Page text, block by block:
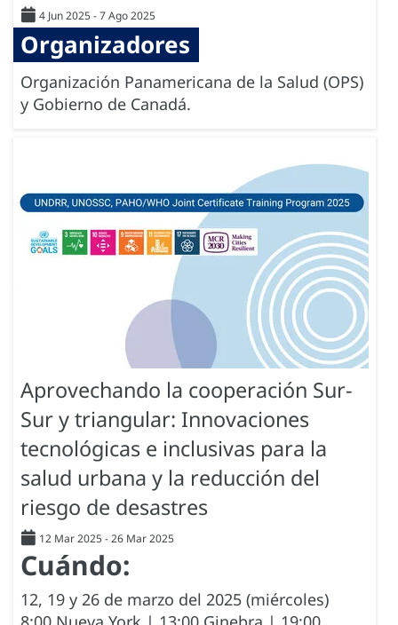
4 Jun 2025-7 Ago 2025
Organizadores
Organización Panamericana de la Salud (OPS)
y Gobierno de Canadá.
Aprovechando la cooperación Sur-
Sur y triangular: Innovaciones
tecnológicas e inclusivas para la
salud urbana y la reducción del
riesgo de desastres
12 Mar 2025-26 Mar 2025
Cuándo:
12, 19 y 26 de marzo del 2025 (miércoles)